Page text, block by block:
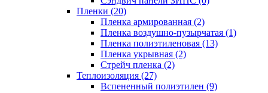
Пленки (20)
Пленка армированная (2)
Пленка воздушно-пузырчатая (1)
Пленка полиэтиленовая (13)
Пленка укрывная (2)
Стрейч пленка (2)
Теплоизоляция (27)
Вспененный полиэтилен (9)